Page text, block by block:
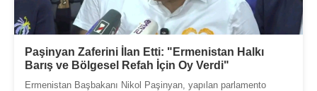
Paşinyan Zaferini İlan Etti: "Ermenistan Halkı
Barış ve Bölgesel Refah İçin Oy Verdi"
Ermenistan Başbakanı Nikol Paşinyan, yapılan parlamento